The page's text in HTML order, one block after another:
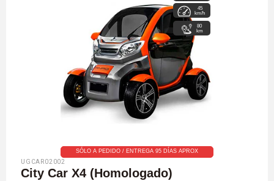
45
km/h
80
km
SÓLO A PEDIDO / ENTREGA 95 DÍAS APROX
UGCAR02002
City Car X4 (Homologado)